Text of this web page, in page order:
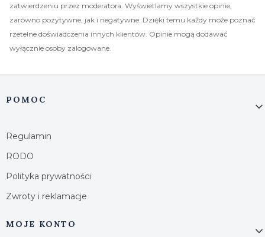
zatwierdzeniu przez moderatora. Wyświetlamy wszystkie opinie,
zarówno pozytywne, jak i negatywne. Dzięki temu każdy może poznać
rzetelne doświadczenia innych klientów. Opinie mogą dodawać
wyłącznie osoby zalogowane.
Linki w stopce
POMOC
Regulamin
RODO
Polityka prywatności
Zwroty i reklamacje
MOJE KONTO